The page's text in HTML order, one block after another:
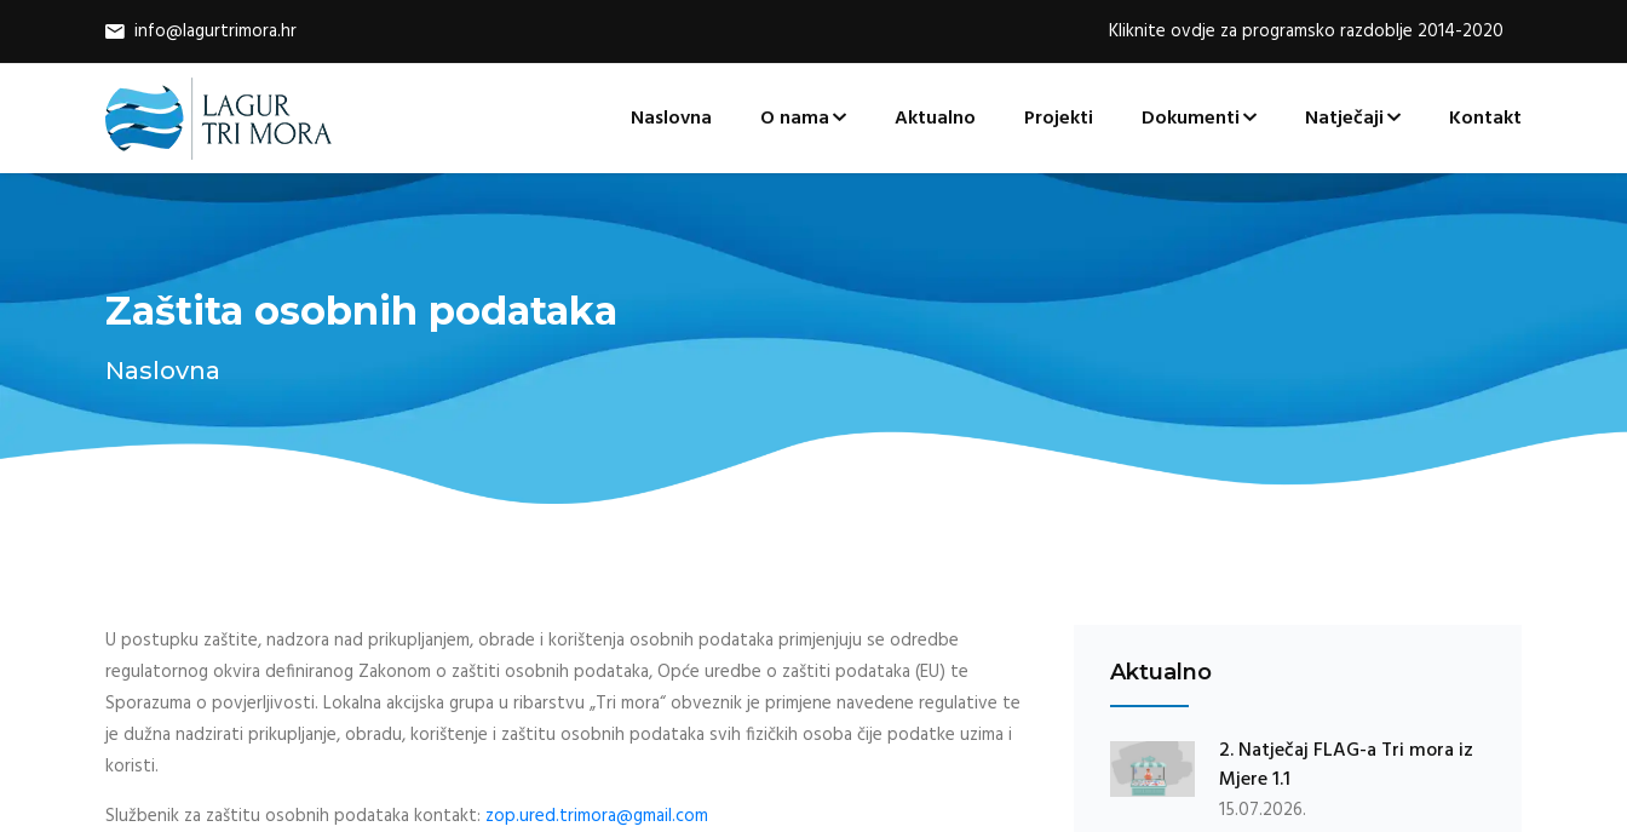
info@lagurtrimora.hr Kliknite ovdje za programsko razdoblje 2014-2020
Naslovna O nama Aktualno Projekti Dokumenti Natječaji Kontakt
Zaštita osobnih podataka
Naslovna
U postupku zaštite, nadzora nad prikupljanjem, obrade i korištenja osobnih podataka primjenjuju se odredbe
regulatornog okvira definiranog Zakonom o zaštiti osobnih podataka, Opće uredbe o zaštiti podataka (EU) te
Sporazuma o povjerljivosti. Lokalna akcijska grupa u ribarstvu „Tri mora“ obveznik je primjene navedene regulative te
je dužna nadzirati prikupljanje, obradu, korištenje i zaštitu osobnih podataka svih fizičkih osoba čije podatke uzima i
koristi.
Službenik za zaštitu osobnih podataka kontakt: zop.ured.trimora@gmail.com
Aktualno
2. Natječaj FLAG-a Tri mora iz
Mjere 1.1
15.07.2026.